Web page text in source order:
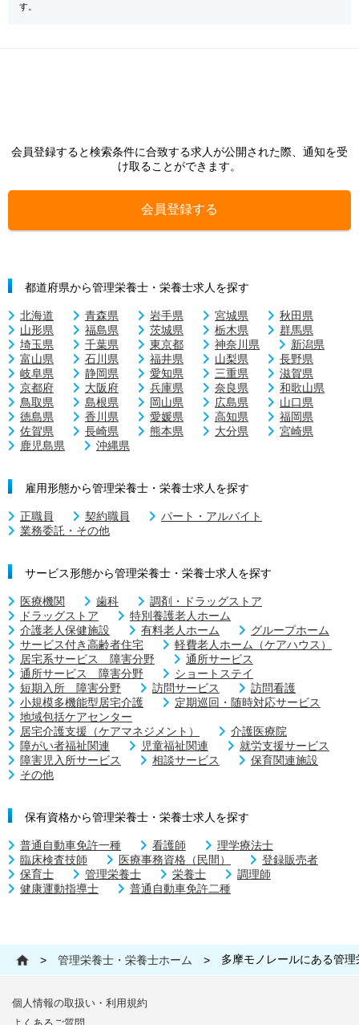
す。
会員登録すると検索条件に合致する求人が公開された際、通知を受
け取ることができます。
会員登録する
都道府県から管理栄養士・栄養士求人を探す
北海道 青森県 岩手県 宮城県
秋田県
山形県
福島県 茨城県 栃木県
群馬県
埼玉県
千葉県 東京都 神奈川県
新潟県
富山県
石川県 福井県 山梨県
長野県
岐阜県
静岡県 愛知県 三重県
滋賀県
京都府
大阪府 兵庫県 奈良県
和歌山県
鳥取県
島根県 岡山県 広島県
山口県
徳島県
香川県 愛媛県 高知県
福岡県
佐賀県
長崎県 熊本県 大分県
宮崎県
鹿児島県
沖縄県
雇用形態から管理栄養士・栄養士求人を探す
正職員 契約職員
パート・アルバイト
業務委託・その他
サービス形態から管理栄養士・栄養士求人を探す
医療機関 歯科
調剤・ドラッグストア
ドラッグストア
特別養護老人ホーム
介護老人保健施設
有料老人ホーム
グループホーム
サービス付き高齢者住宅
軽費老人ホーム（ケアハウス）
居宅系サービス 障害分野
通所サービス
通所サービス 障害分野
ショートステイ
短期入所 障害分野
訪問サービス
訪問看護
小規模多機能型居宅介護
定期巡回・随時対応サービス
地域包括ケアセンター
居宅介護支援（ケアマネジメント）
介護医療院
障がい者福祉関連
児童福祉関連
就労支援サービス
障害児入所サービス
相談サービス
保育関連施設
その他
保有資格から管理栄養士・栄養士求人を探す
普通自動車免許一種 看護師
理学療法士
臨床検査技師
医療事務資格（民間）
登録販売者
保育士
管理栄養士 栄養士
調理師
健康運動指導士
普通自動車免許二種
> 管理栄養士・栄養士ホーム > 多摩モノレールにある管
個人情報の取扱い・利用規約